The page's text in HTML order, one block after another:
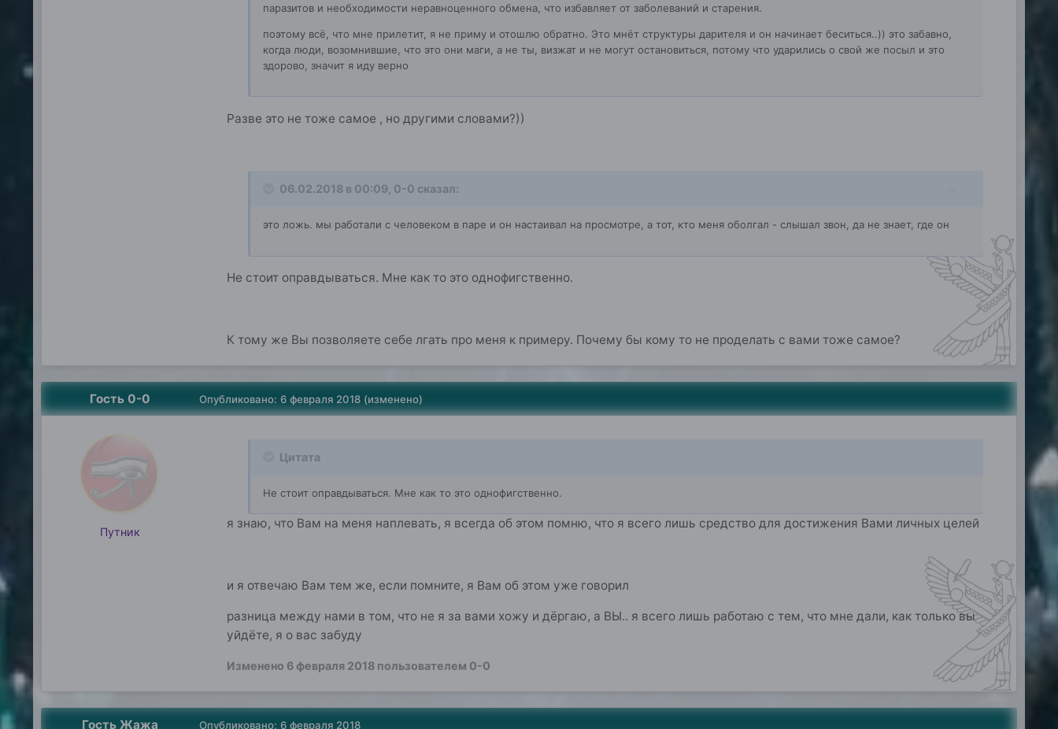
паразитов и необходимости неравноценного обмена, что избавляет от заболеваний и старения.
поэтому всё, что мне прилетит, я не приму и отошлю обратно. Это мнёт структуры дарителя и он начинает беситься..)) это забавно,
когда люди, возомнившие, что это они маги, а не ты, визжат и не могут остановиться, потому что ударились о свой же посыл и это
здорово, значит я иду верно
Разве это не тоже самое , но другими словами?))
06.02.2018 в 00:09, 0-0 сказал:
это ложь. мы работали с человеком в паре и он настаивал на просмотре, а тот, кто меня оболгал - слышал звон, да не знает, где он
Не стоит оправдываться. Мне как то это однофигственно.
К тому же Вы позволяете себе лгать про меня к примеру. Почему бы кому то не проделать с вами тоже самое?
Гость 0-0
Путник
Опубликовано: 6 февраля 2018 (изменено)
Цитата
Не стоит оправдываться. Мне как то это однофигственно.
я знаю, что Вам на меня наплевать, я всегда об этом помню, что я всего лишь средство для достижения Вами личных целей
и я отвечаю Вам тем же, если помните, я Вам об этом уже говорил
разница между нами в том, что не я за вами хожу и дёргаю, а ВЫ.. я всего лишь работаю с тем, что мне дали, как только вы
уйдёте, я о вас забуду
Изменено 6 февраля 2018пользователем 0-0
Гость Жажа Опубликовано: 6 февраля 2018